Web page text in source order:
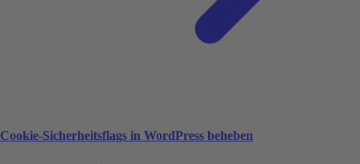
Cookie-Sicherheitsflags in WordPress beheben